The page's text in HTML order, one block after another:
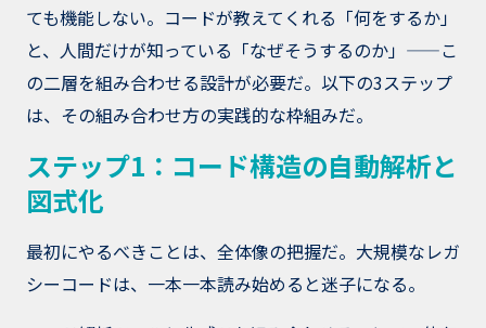
ても機能しない。コードが教えてくれる「何をするか」
と、人間だけが知っている「なぜそうするのか」——こ
の二層を組み合わせる設計が必要だ。以下の3ステップ
は、その組み合わせ方の実践的な枠組みだ。
ステップ1：コード構造の自動解析と
図式化
最初にやるべきことは、全体像の把握だ。大規模なレガ
シーコードは、一本一本読み始めると迷子になる。